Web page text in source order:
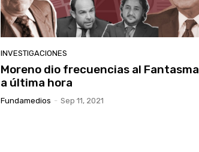
INVESTIGACIONES
Moreno dio frecuencias al Fantasma
a última hora
Fundamedios - Sep 11, 2021